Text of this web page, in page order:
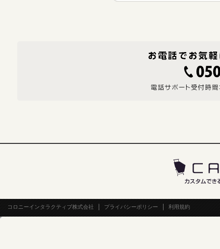
コロニーインタラクティブ株式会社 プライバシーポリシー 利用規約